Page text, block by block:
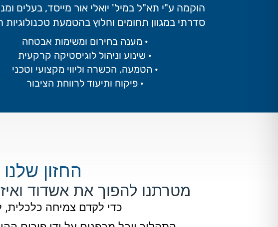
הוקמה ע"י תא"ל במיל' יואלי אור מייסד, בעלים
סדרתי במגוון תחומים וחלוץ בהטמעת טכנולוגיות
· מענה בחירום ומשימות אבטחה
· שינוע וניהול לוגיסטיקה קרקעית
· הטמעה, הכשרה וליווי מקצועי וטכני
· פיקוח ותיעוד לרווחת הציבור
החזון
מטרתנו להפוך את אשדוד
כדי לקדם צמיחה כלכלית,